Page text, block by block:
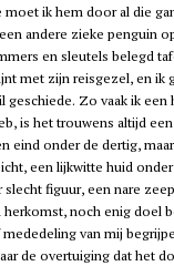
ik hem door al die
andere zieke penguin
en sleutels belegd
met zijn reisgezel, en ik
geschiede. Zo vaak ik
is het trouwens altijd
eind onder de dertig,
een lijkwitte huid
figuur, een nare
noch enig doel
van mij
de overtuiging dat het